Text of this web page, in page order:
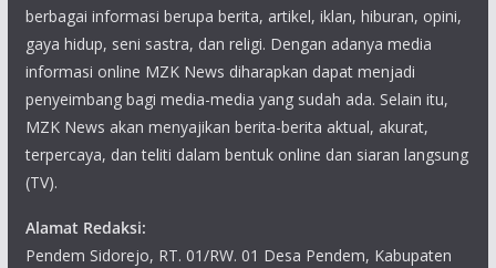
berbagai informasi berupa berita, artikel, iklan, hiburan, opini,
gaya hidup, seni sastra, dan religi. Dengan adanya media
informasi online MZK News diharapkan dapat menjadi
penyeimbang bagi media-media yang sudah ada. Selain itu,
MZK News akan menyajikan berita-berita aktual, akurat,
terpercaya, dan teliti dalam bentuk online dan siaran langsung
(TV).
Alamat Redaksi:
Pendem Sidorejo, RT. 01/RW. 01 Desa Pendem, Kabupaten